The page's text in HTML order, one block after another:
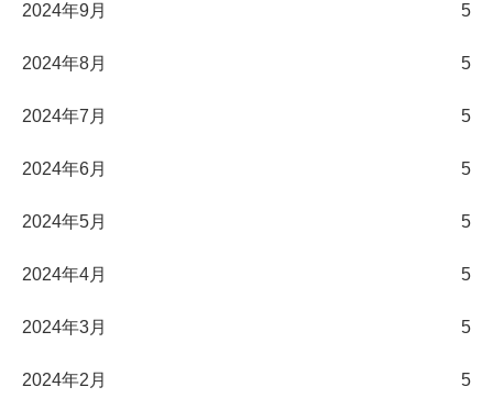
2024年9月 5
2024年8月 5
2024年7月 5
2024年6月 5
2024年5月 5
2024年4月 5
2024年3月 5
2024年2月 5